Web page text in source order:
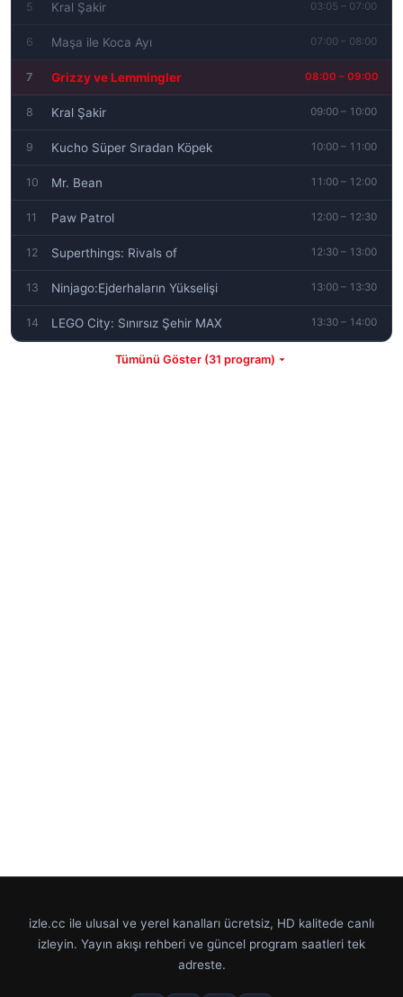
5 Kral Şakir 03:05 – 07:00
6 Maşa ile Koca Ayı 07:00 – 08:00
7 Grizzy ve Lemmingler 08:00 – 09:00
8 Kral Şakir 09:00 – 10:00
9 Kucho Süper Sıradan Köpek 10:00 – 11:00
10 Mr. Bean 11:00 – 12:00
11 Paw Patrol 12:00 – 12:30
12 Superthings: Rivals of 12:30 – 13:00
13 Ninjago:Ejderhaların Yükselişi 13:00 – 13:30
14 LEGO City: Sınırsız Şehir MAX 13:30 – 14:00
Tümünü Göster (31 program)
izle.cc ile ulusal ve yerel kanalları ücretsiz, HD kalitede canlı
izleyin. Yayın akışı rehberi ve güncel program saatleri tek
adreste.